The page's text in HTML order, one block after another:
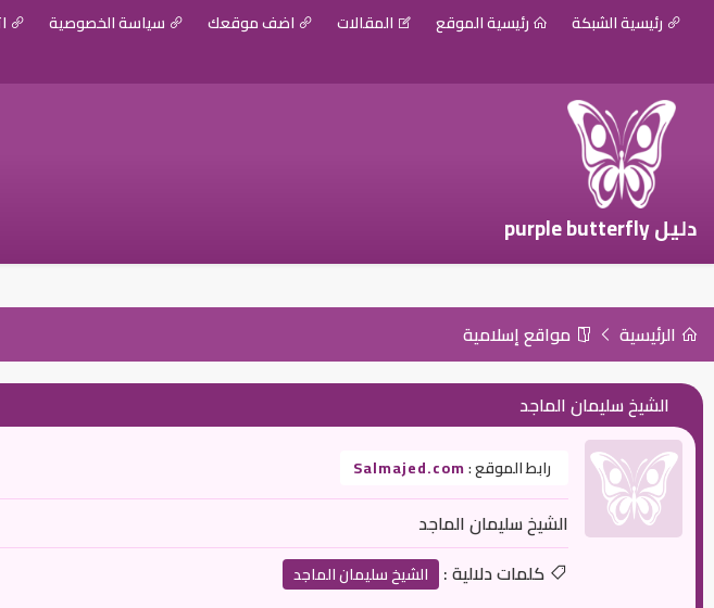
رئيسية الشبكة رئيسية الموقع المقالات اضف موقعك سياسة الخصوصية
دليل purple butterfly
الرئيسية مواقع إسلامية
الشيخ سليمان الماجد
رابط الموقع :Salmajed.com
الشيخ سليمان الماجد
كلمات دلالية :
الشيخ سليمان الماجد